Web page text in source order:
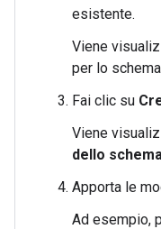
esistente.
Viene
per lo
Fai clic su
Viene
dello
Apporta le
Ad esempio,